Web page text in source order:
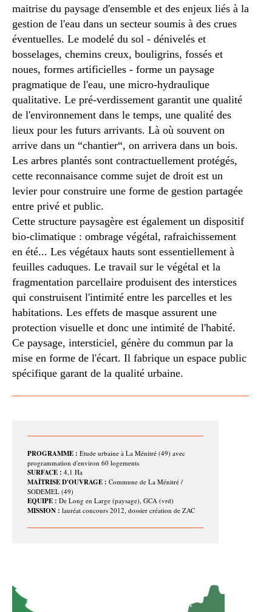
maitrise du paysage d'ensemble et des enjeux liés à la
gestion de l'eau dans un secteur soumis à des crues
éventuelles. Le modelé du sol - dénivelés et
bosselages, chemins creux, bouligrins, fossés et
noues, formes artificielles - forme un paysage
pragmatique de l'eau, une micro-hydraulique
qualitative. Le pré-verdissement garantit une qualité
de l'environnement dans le temps, une qualité des
lieux pour les futurs arrivants. Là où souvent on
arrive dans un “chantier“, on arrivera dans un bois.
Les arbres plantés sont contractuellement protégés,
cette reconnaisance comme sujet de droit est un
levier pour construire une forme de gestion partagée
entre privé et public.
Cette structure paysagère est également un dispositif
bio-climatique : ombrage végétal, rafraichissement
en été... Les végétaux hauts sont essentiellement à
feuilles caduques. Le travail sur le végétal et la
fragmentation parcellaire produisent des interstices
qui construisent l'intimité entre les parcelles et les
habitations. Les effets de masque assurent une
protection visuelle et donc une intimité de l'habité.
Ce paysage, intersticiel, génère du commun par la
mise en forme de l'écart. Il fabrique un espace public
spécifique garant de la qualité urbaine.
PROGRAMME : Etude urbaine à La Ménitré (49) avec
programmation d'environ 60 logements
SURFACE : 4,1 Ha
MAÎTRISE D'OUVRAGE : Commune de La Ménitré /
SODEMEL (49)
EQUIPE : De Long en Large (paysage), GCA (vrd)
MISSION : lauréat concours 2012, dossier création de ZAC